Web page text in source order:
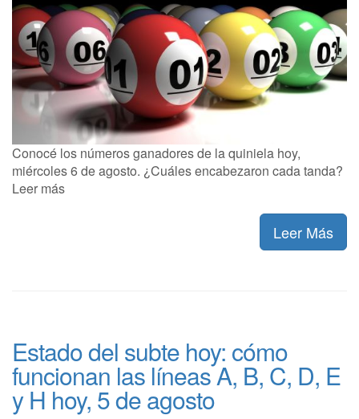
Conocé los números ganadores de la quiniela hoy,
miércoles 6 de agosto. ¿Cuáles encabezaron cada tanda?
Leer más
Leer Más
Estado del subte hoy: cómo
funcionan las líneas A, B, C, D, E
y H hoy, 5 de agosto